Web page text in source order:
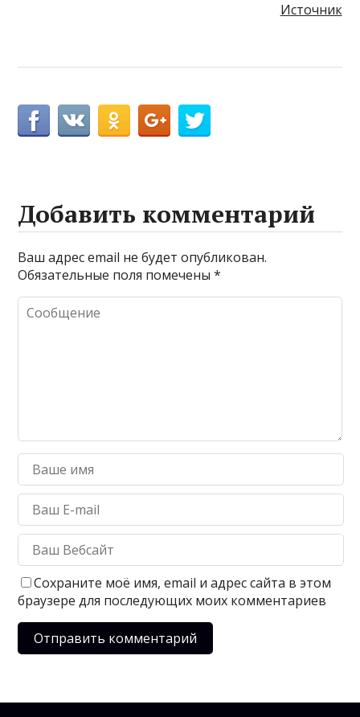
Источник
Добавить комментарий
Ваш адрес email не будет опубликован.
Обязательные поля помечены*
Сохраните моё имя, email и адрес сайта в этом
браузере для последующих моих комментариев